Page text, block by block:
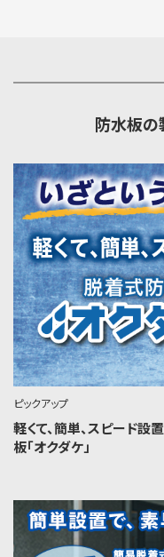
防水板
ピックアップ
軽くて、簡単、スピード
板「オクダケ」